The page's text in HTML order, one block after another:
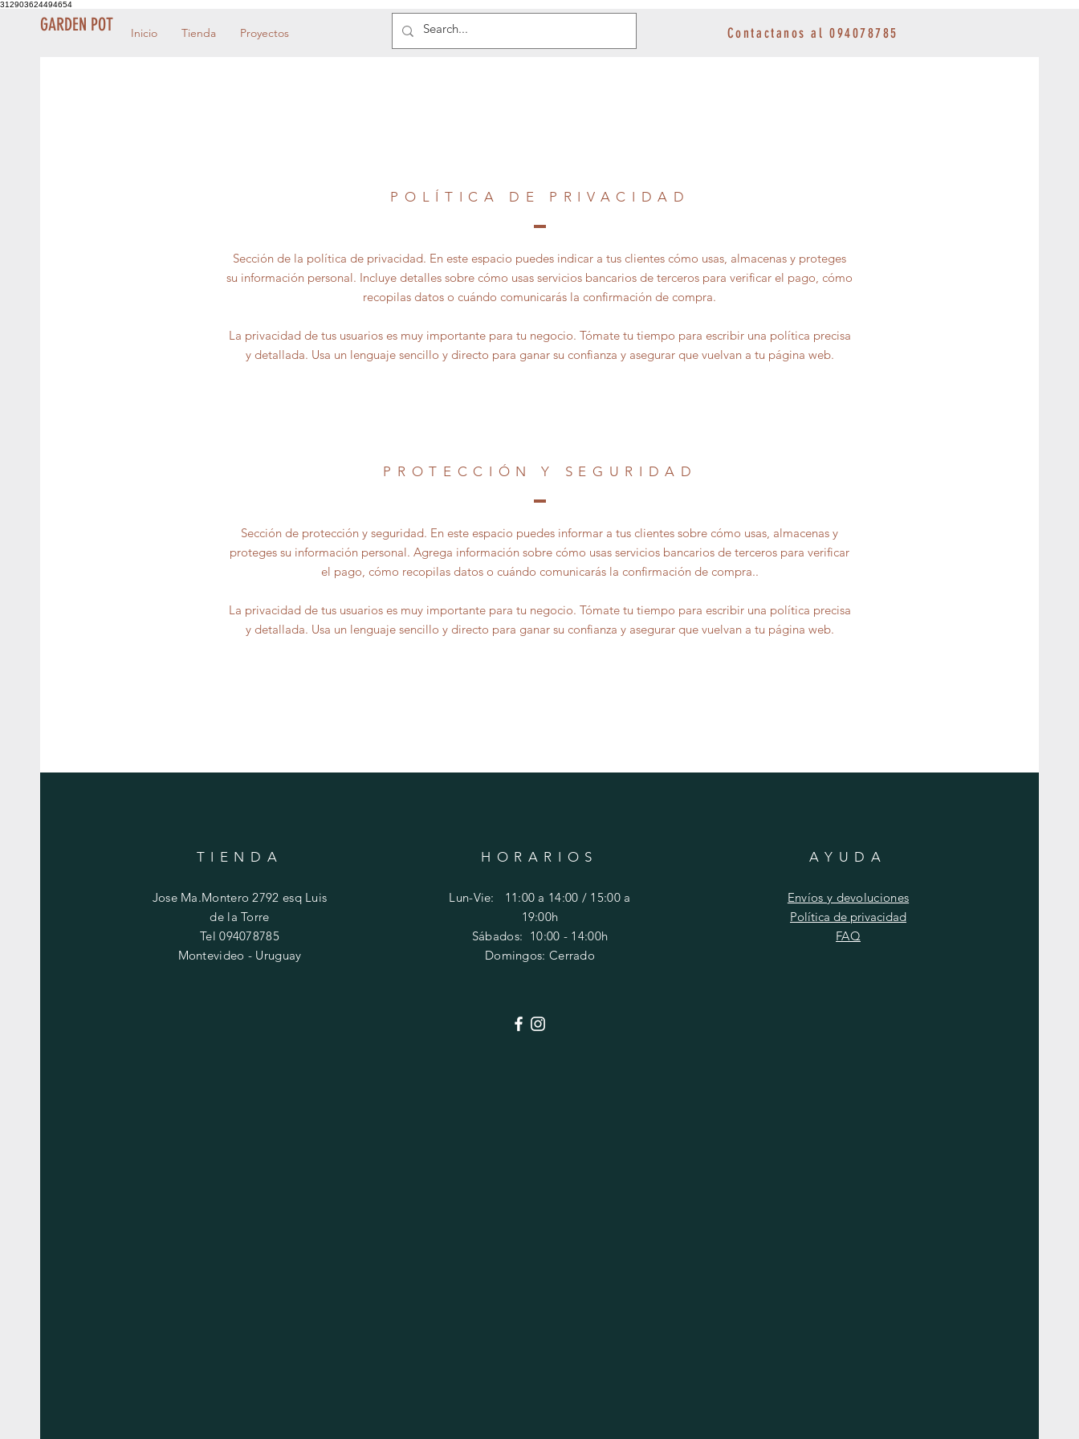
312903624494654
GARDEN POT Inicio Tienda Proyectos Contactanos al 094078785
POLÍTICA DE PRIVACIDAD
Sección de la política de privacidad. En este espacio puedes indicar a tus clientes cómo usas, almacenas y proteges
su información personal. Incluye detalles sobre cómo usas servicios bancarios de terceros para verificar el pago, cómo
recopilas datos o cuándo comunicarás la confirmación de compra.
La privacidad de tus usuarios es muy importante para tu negocio. Tómate tu tiempo para escribir una política precisa
y detallada. Usa un lenguaje sencillo y directo para ganar su confianza y asegurar que vuelvan a tu página web.
PROTECCIÓN Y SEGURIDAD
Sección de protección y seguridad. En este espacio puedes informar a tus clientes sobre cómo usas, almacenas y
proteges su información personal. Agrega información sobre cómo usas servicios bancarios de terceros para verificar
el pago, cómo recopilas datos o cuándo comunicarás la confirmación de compra..
La privacidad de tus usuarios es muy importante para tu negocio. Tómate tu tiempo para escribir una política precisa
y detallada. Usa un lenguaje sencillo y directo para ganar su confianza y asegurar que vuelvan a tu página web.
TIENDA
Jose Ma.Montero 2792 esq Luis
de la Torre
Tel 094078785
Montevideo - Uruguay
HORARIOS
Lun-Vie: 11:00 a 14:00 / 15:00 a
19:00h
​​Sábados: 10:00 - 14:00h
Domingos: Cerrado
AYUDA
Envíos y devoluciones
Política de privacidad
FAQ